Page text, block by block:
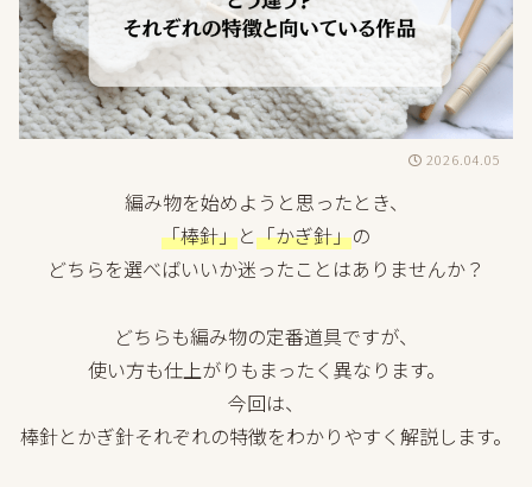
2026.04.05
編み物を始めようと思ったとき、
「棒針」と「かぎ針」の
どちらを選べばいいか迷ったことはありませんか？
どちらも編み物の定番道具ですが、
使い方も仕上がりもまったく異なります。
今回は、
棒針とかぎ針それぞれの特徴をわかりやすく解説します。